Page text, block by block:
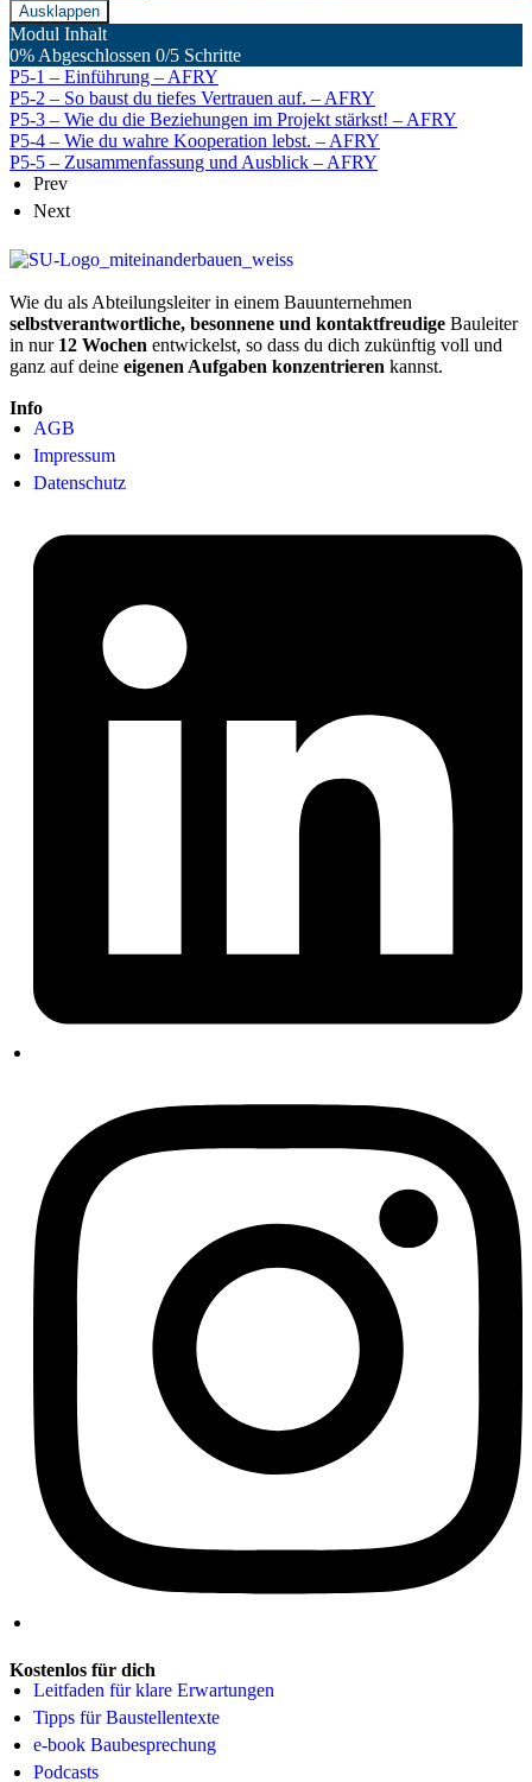
Ausklappen
Modul Inhalt
0% Abgeschlossen 0/5 Schritte
P5-1 – Einführung – AFRY
P5-2 – So baust du tiefes Vertrauen auf. – AFRY
P5-3 – Wie du die Beziehungen im Projekt stärkst! – AFRY
P5-4 – Wie du wahre Kooperation lebst. – AFRY
P5-5 – Zusammenfassung und Ausblick – AFRY
Prev
Next
Wie du als Abteilungsleiter in einem Bauunternehmen
selbstverantwortliche, besonnene und kontaktfreudige Bauleiter
in nur 12 Wochen entwickelst, so dass du dich zukünftig voll und
ganz auf deine eigenen Aufgaben konzentrieren kannst.
Info
AGB
Impressum
Datenschutz
Kostenlos für dich
Leitfaden für klare Erwartungen
Tipps für Baustellentexte
e-book Baubesprechung
Podcasts